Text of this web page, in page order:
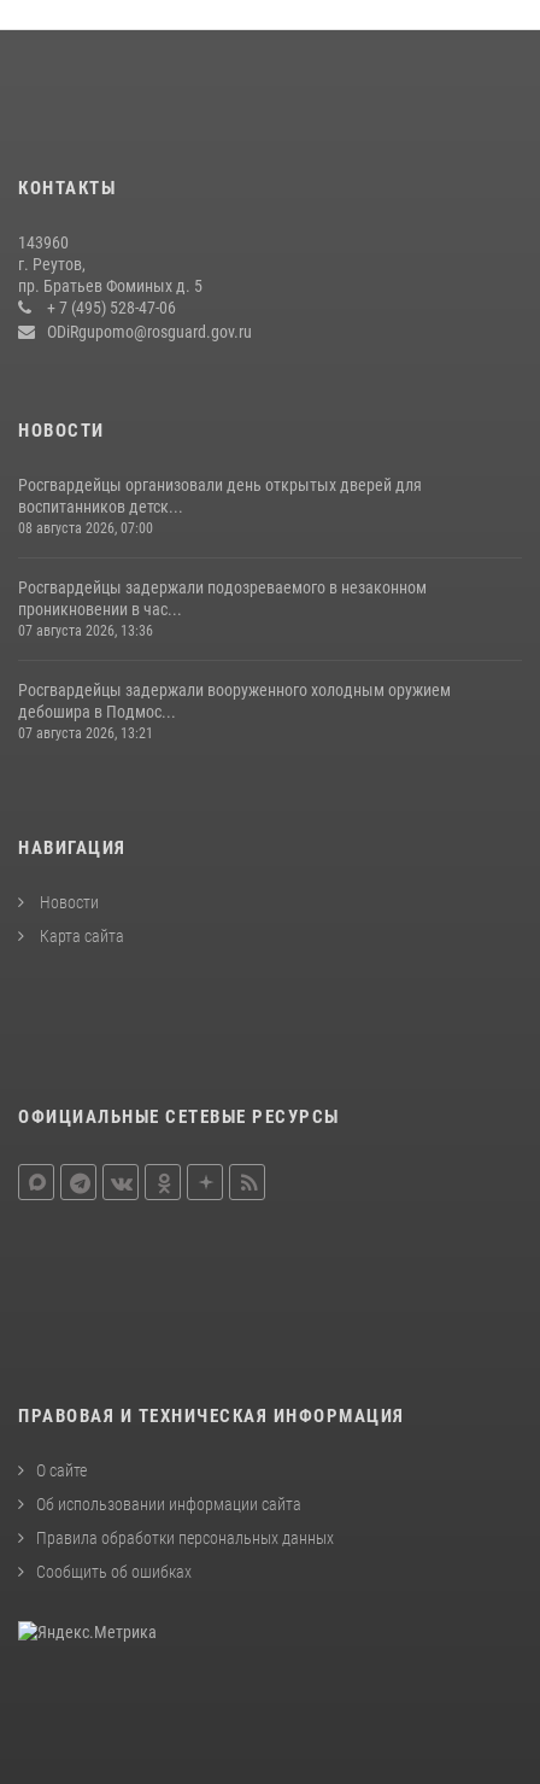
18 июля 2026, 07:03
сотрудников спецподразделений в преодолении полосы
препятствий со стрельбой
14 июля 2026, 15:13
КОНТАКТЫ
143960
г. Реутов,
пр. Братьев Фоминых д. 5
+ 7 (495) 528-47-06
ODiRgupomo@rosguard.gov.ru
НОВОСТИ
Росгвардейцы организовали день открытых дверей для
воспитанников детск...
08 августа 2026, 07:00
Росгвардейцы задержали подозреваемого в незаконном
проникновении в час...
07 августа 2026, 13:36
Росгвардейцы задержали вооруженного холодным оружием
дебошира в Подмос...
07 августа 2026, 13:21
НАВИГАЦИЯ
Новости
Карта сайта
ОФИЦИАЛЬНЫЕ СЕТЕВЫЕ РЕСУРСЫ
ПРАВОВАЯ И ТЕХНИЧЕСКАЯ ИНФОРМАЦИЯ
О сайте
Об использовании информации сайта
Правила обработки персональных данных
Сообщить об ошибках